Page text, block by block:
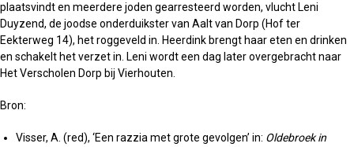
plaatsvindt en meerdere joden gearresteerd worden, vlucht Leni
Duyzend, de joodse onderduikster van Aalt van Dorp (Hof ter
Eekterweg 14), het roggeveld in. Heerdink brengt haar eten en drinken
en schakelt het verzet in. Leni wordt een dag later overgebracht naar
Het Verscholen Dorp bij Vierhouten.
Bron:
Visser, A. (red), ‘Een razzia met grote gevolgen’ in: Oldebroek in